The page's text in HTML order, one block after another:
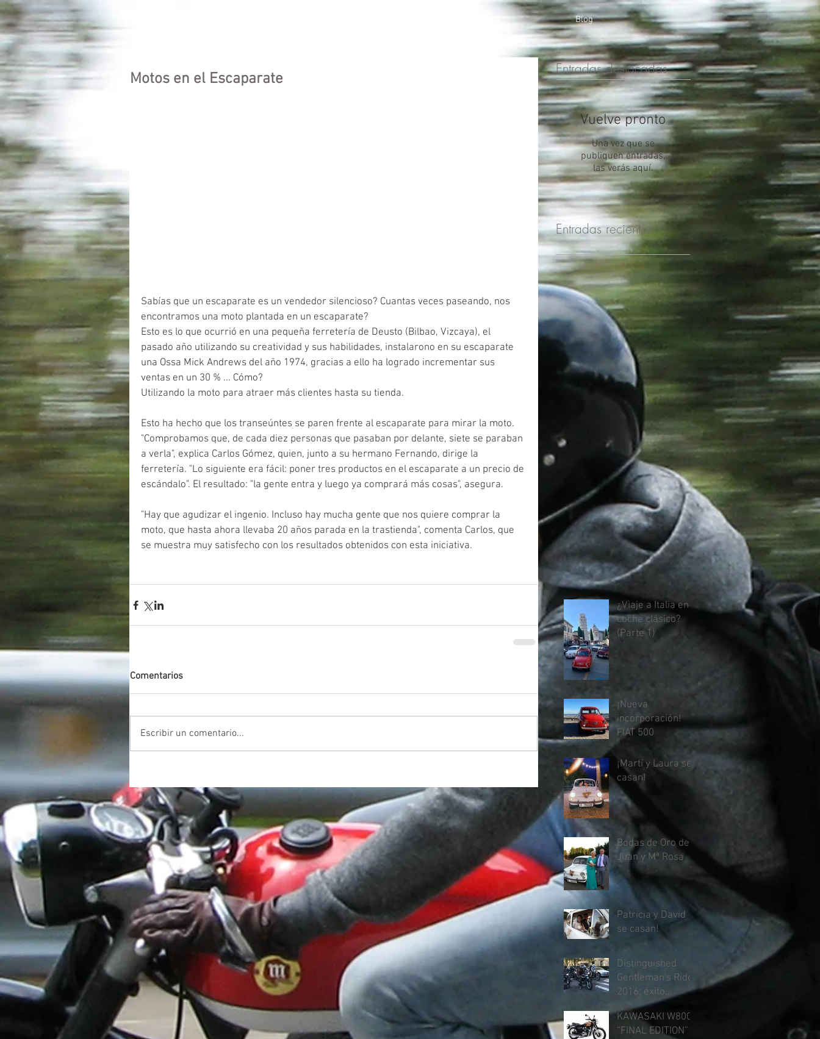
Blog
Motos en el Escaparate
Sabías que un escaparate es un vendedor silencioso? Cuantas veces paseando, nos
encontramos una moto plantada en un escaparate?
Esto es lo que ocurrió en una pequeña ferretería de Deusto (Bilbao, Vizcaya), el
pasado año utilizando su creatividad y sus habilidades, instalarono en su escaparate
una Ossa Mick Andrews del año 1974, gracias a ello ha logrado incrementar sus
ventas en un 30 % ... Cómo?
Utilizando la moto para atraer más clientes hasta su tienda.
Esto ha hecho que los transeúntes se paren frente al escaparate para mirar la moto.
"Comprobamos que, de cada diez personas que pasaban por delante, siete se paraban
a verla", explica Carlos Gómez, quien, junto a su hermano Fernando, dirige la
ferretería. "Lo siguiente era fácil: poner tres productos en el escaparate a un precio de
escándalo". El resultado: "la gente entra y luego ya comprará más cosas", asegura.
"Hay que agudizar el ingenio. Incluso hay mucha gente que nos quiere comprar la
moto, que hasta ahora llevaba 20 años parada en la trastienda", comenta Carlos, que
se muestra muy satisfecho con los resultados obtenidos con esta iniciativa.
Comentarios
Escribir un comentario...
Entradas destacadas
Vuelve pronto
Una vez que se
publiquen entradas,
las verás aquí.
Entradas recientes
¿Viaje a Italia en
coche clásico?
(Parte 1)
¡Nueva
incorporación!
FIAT 500
¡Martí y Laura se
casan!
Bodas de Oro de
Juan y Mª Rosa
Patricia y David
se casan!
Distinguished
Gentleman's Ride
2016: éxito
rotundo
KAWASAKI W800
“FINAL EDITION”